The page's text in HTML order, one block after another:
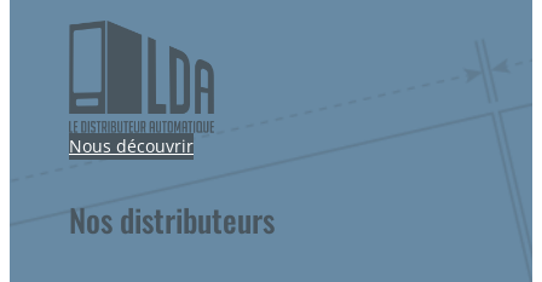
Nous découvrir
Nos distributeurs